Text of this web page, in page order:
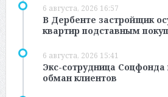
6 августа, 2026 16:57
В Дербенте застройщик
квартир подставным
6 августа, 2026 15:41
Экс-сотрудница Соцфонда
обман клиентов